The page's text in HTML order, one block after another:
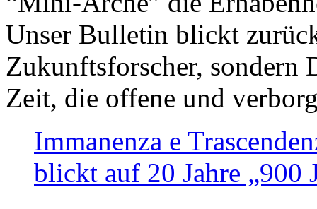
Unser Bulletin blickt
Zukunftsforscher, sondern
Zeit, die offene und
Immanenza e
blickt auf 20 Jahre „900